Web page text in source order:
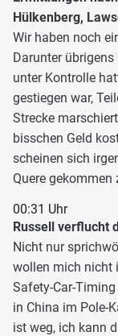
Hülkenberg,
Wir haben noch
Darunter
unter Kontrolle
gestiegen war,
Strecke
bisschen Geld
scheinen sich
Quere gekommen
00:31 Uhr
Russell verflucht
Nicht nur
wollen mich nicht
Safety-Car-
in China im Pole-
ist weg, ich kann